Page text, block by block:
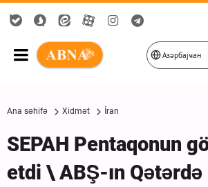
Азәрбајҹан
Ana səhifə Xidmət İran
SEPAH Pentaqonun
etdi \ ABŞ-ın Qətərdə